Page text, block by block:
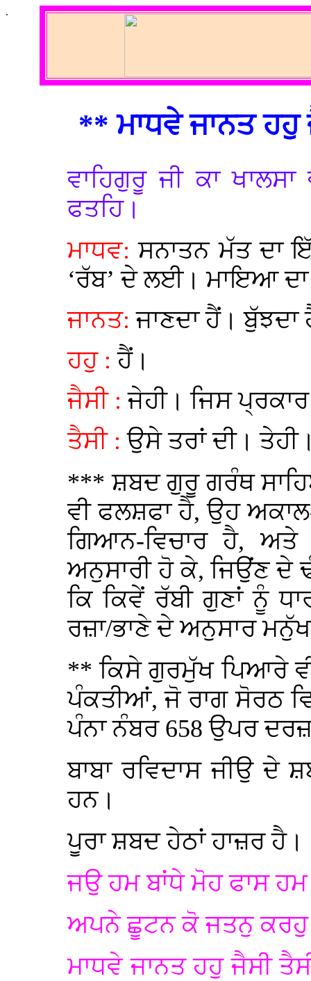
.
** ਮਾਧਵੇ ਜਾਨਤ ਹਹੁ
ਵਾਹਿਗੁਰੂ ਜੀ ਕਾ ਖਾਲਸਾ
ਫਤਹਿ।
ਮਾਧਵ:ਸਨਾਤਨ ਮੱਤ ਦਾ
‘ਰੱਬ’ ਦੇ ਲਈ। ਮਾਇਆ ਦਾ
ਜਾਨਤ:ਜਾਣਦਾ ਹੈਂ।
ਹਹੁ :ਹੈਂ।
ਜੈਸੀ :ਜੇਹੀ। ਜਿਸ
ਤੈਸੀ :ਉਸੇ ਤਰਾਂ ਦੀ।
*** ਸ਼ਬਦ ਗੁਰੂ ਗਰੰਥ
ਵੀ ਫਲਸ਼ਫਾ ਹੈ, ਉਹ
ਗਿਆਨ-ਵਿਚਾਰ ਹੈ, ਅਤੇ
ਅਨੁਸਾਰੀ ਹੋ ਕੇ, ਜਿਉਂਣ ਦੇ
ਕਿ ਕਿਵੇਂ ਰੱਬੀ ਗੁਣਾਂ ਨੂੰ
ਰਜ਼ਾ/ਭਾਣੇ ਦੇ ਅਨੁਸਾਰ
** ਕਿਸੇ ਗੁਰਮੁੱਖ ਪਿਆਰੇ
ਪੰਕਤੀਆਂ, ਜੋ ਰਾਗ ਸੋਰਠ
ਪੰਨਾ ਨੰਬਰ 658 ਉਪਰ
ਬਾਬਾ ਰਵਿਦਾਸ ਜੀਉ
ਹਨ।
ਪੂਰਾ ਸ਼ਬਦ ਹੇਠਾਂ ਹਾਜ਼ਰ ਹੈ।
ਜਉ ਹਮ ਬਾਂਧੇ ਮੋਹ ਫਾਸ
ਅਪਨੇ ਛੂਟਨ ਕੋ ਜਤਨੁ
ਮਾਧਵੇ ਜਾਨਤ ਹਹੁ ਜੈਸੀ